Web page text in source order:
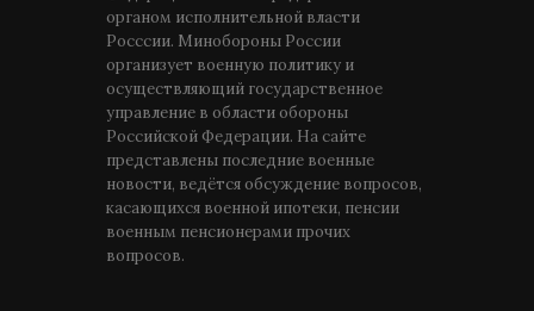
органом исполнительной власти
Росссии. Минобороны России
организует военную политику и
осуществляющий государственное
управление в области обороны
Российской Федерации. На сайте
представлены последние военные
новости, ведётся обсуждение вопросов,
касающихся военной ипотеки, пенсии
военным пенсионерами прочих
вопросов.